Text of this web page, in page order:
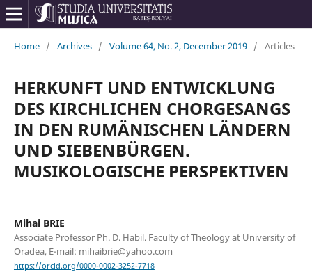
Home / Archives / Volume 64, No. 2, December 2019 / Articles
HERKUNFT UND ENTWICKLUNG
DES KIRCHLICHEN CHORGESANGS
IN DEN RUMÄNISCHEN LÄNDERN
UND SIEBENBÜRGEN.
MUSIKOLOGISCHE PERSPEKTIVEN
Mihai BRIE
Associate Professor Ph. D. Habil. Faculty of Theology at University of
Oradea, E-mail: mihaibrie@yahoo.com
https://orcid.org/0000-0002-3252-7718